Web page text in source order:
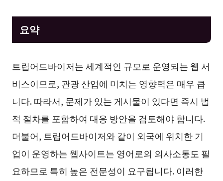
요약
트립어드바이저는 세계적인 규모로 운영되는 웹 서
비스이므로, 관광 산업에 미치는 영향력은 매우 큽
니다. 따라서, 문제가 있는 게시물이 있다면 즉시 법
적 절차를 포함하여 대응 방안을 검토해야 합니다.
더불어, 트립어드바이저와 같이 외국에 위치한 기
업이 운영하는 웹사이트는 영어로의 의사소통도 필
요하므로 특히 높은 전문성이 요구됩니다. 이러한